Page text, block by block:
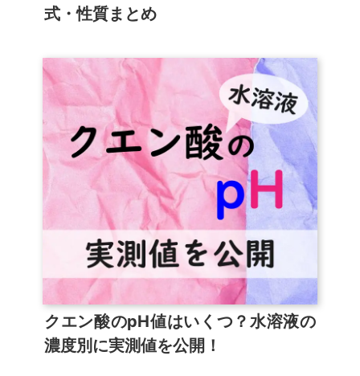
式・性質まとめ
クエン酸のpH値はいくつ？水溶液の
濃度別に実測値を公開！